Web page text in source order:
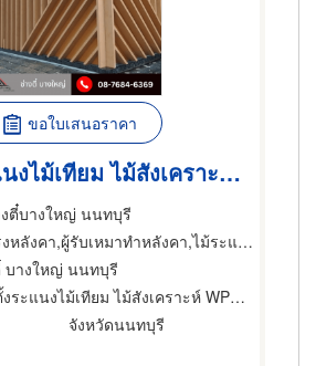
ขอใบเสนอราคา
รับติดตั้งระแนงไม้เทียม ไม้สังเคราะห์ WPC ตามแบบ
ตี๋บางใหญ่ นนทบุรี
ลังคา,ผู้รับเหมาทำหลังคา,ไม้ระแนงหลังคา
บางใหญ่ นนทบุรี
แนงไม้เทียม ไม้สังเคราะห์ WPC ตามแบบ
จังหวัดนนทบุรี